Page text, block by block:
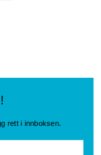
rett i innboksen.